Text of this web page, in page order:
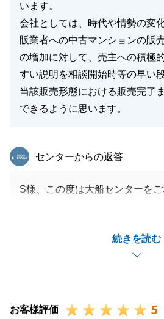
います。
会社としては、時代や情勢の変
販業者への中古マンションの販
の増加に対して、売主への積極
すい説明を相談開始時等の早い
当該販売形態における販売完了
できるように思います。
続きを読む
東急リバブル
センターからの返答
S様、この度は大船センターを
お仕事でお忙しい中、各種書類
応いただき、重ねて御礼申し上
今後の営業活動に活かして参りま
お客様評価 5